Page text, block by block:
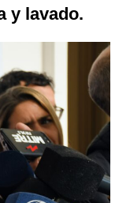
y lavado.